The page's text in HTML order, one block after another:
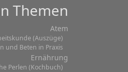
Themen
Atem
(Auszüge)
und Beten in Praxis
Ernährung
Perlen (Kochbuch)